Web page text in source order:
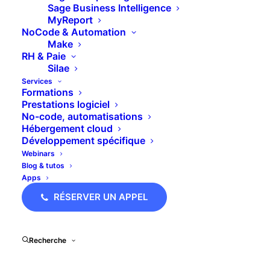
Sage Business Intelligence
MyReport
NoCode & Automation
Make
RH & Paie
Silae
Services
Formations
Prestations logiciel
No-code, automatisations
Hébergement cloud
Développement spécifique
Webinars
Blog & tutos
Apps
RÉSERVER UN APPEL
Recherche
Pennylane
Pipedrive
Yooz
SAGE GESTION COMMERCIALE